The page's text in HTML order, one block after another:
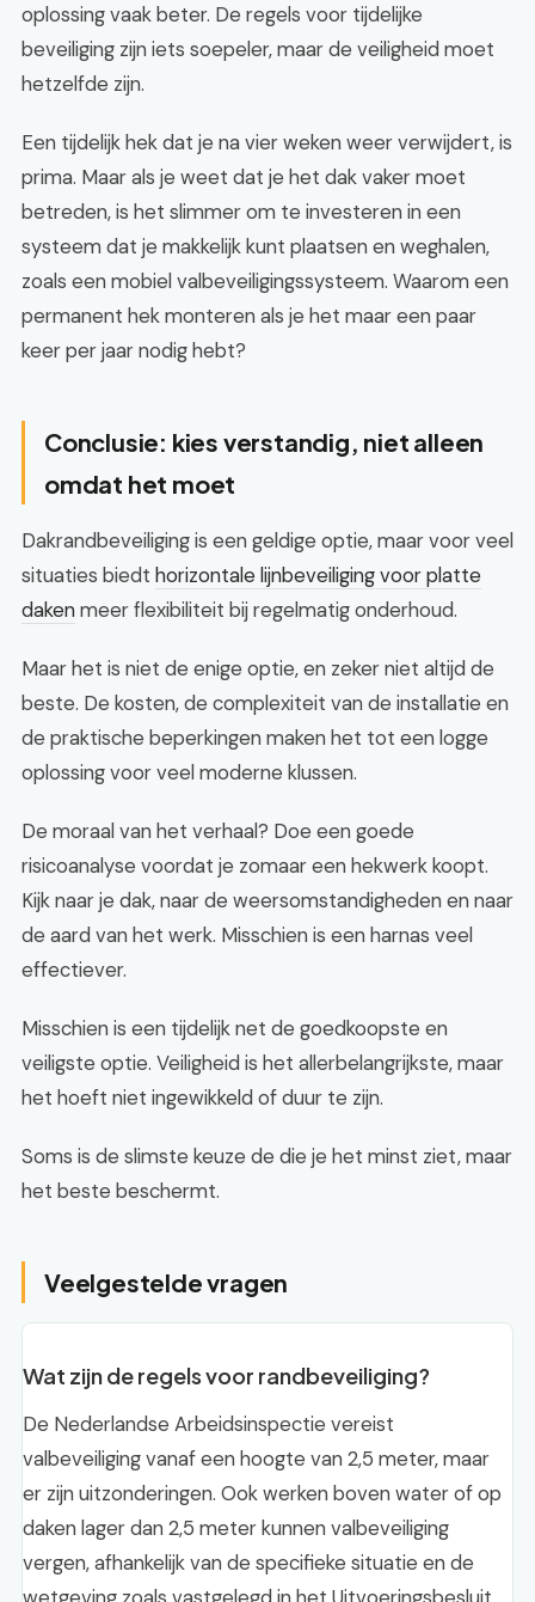
oplossing vaak beter. De regels voor tijdelijke
beveiliging zijn iets soepeler, maar de veiligheid moet
hetzelfde zijn.
Een tijdelijk hek dat je na vier weken weer verwijdert, is
prima. Maar als je weet dat je het dak vaker moet
betreden, is het slimmer om te investeren in een
systeem dat je makkelijk kunt plaatsen en weghalen,
zoals een mobiel valbeveiligingssysteem. Waarom een
permanent hek monteren als je het maar een paar
keer per jaar nodig hebt?
Conclusie: kies verstandig, niet alleen
omdat het moet
Dakrandbeveiliging is een geldige optie, maar voor veel
situaties biedt horizontale lijnbeveiliging voor platte
dakenmeer flexibiliteit bij regelmatig onderhoud.
Maar het is niet de enige optie, en zeker niet altijd de
beste. De kosten, de complexiteit van de installatie en
de praktische beperkingen maken het tot een logge
oplossing voor veel moderne klussen.
De moraal van het verhaal? Doe een goede
risicoanalyse voordat je zomaar een hekwerk koopt.
Kijk naar je dak, naar de weersomstandigheden en naar
de aard van het werk. Misschien is een harnas veel
effectiever.
Misschien is een tijdelijk net de goedkoopste en
veiligste optie. Veiligheid is het allerbelangrijkste, maar
het hoeft niet ingewikkeld of duur te zijn.
Soms is de slimste keuze de die je het minst ziet, maar
het beste beschermt.
Veelgestelde vragen
Wat zijn de regels voor randbeveiliging?
De Nederlandse Arbeidsinspectie vereist
valbeveiliging vanaf een hoogte van 2,5 meter, maar
er zijn uitzonderingen. Ook werken boven water of op
daken lager dan 2,5 meter kunnen valbeveiliging
vergen, afhankelijk van de specifieke situatie en de